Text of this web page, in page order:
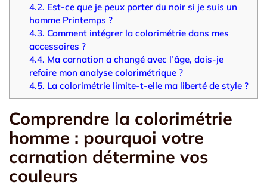
4.2. Est-ce que je peux porter du noir si je suis un
homme Printemps ?
4.3. Comment intégrer la colorimétrie dans mes
accessoires ?
4.4. Ma carnation a changé avec l’âge, dois-je
refaire mon analyse colorimétrique ?
4.5. La colorimétrie limite-t-elle ma liberté de style ?
Comprendre la colorimétrie
homme : pourquoi votre
carnation détermine vos
couleurs